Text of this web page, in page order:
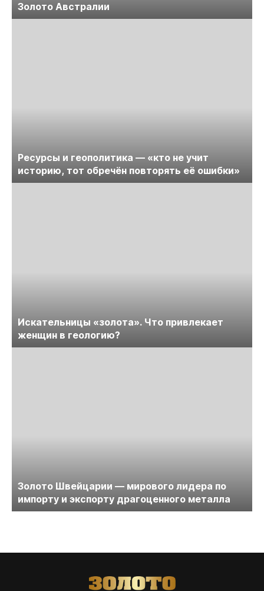
Золото Австралии
Ресурсы и геополитика — «кто не учит
историю, тот обречён повторять её ошибки»
Искательницы «золота». Что привлекает
женщин в геологию?
Золото Швейцарии — мирового лидера по
импорту и экспорту драгоценного металла